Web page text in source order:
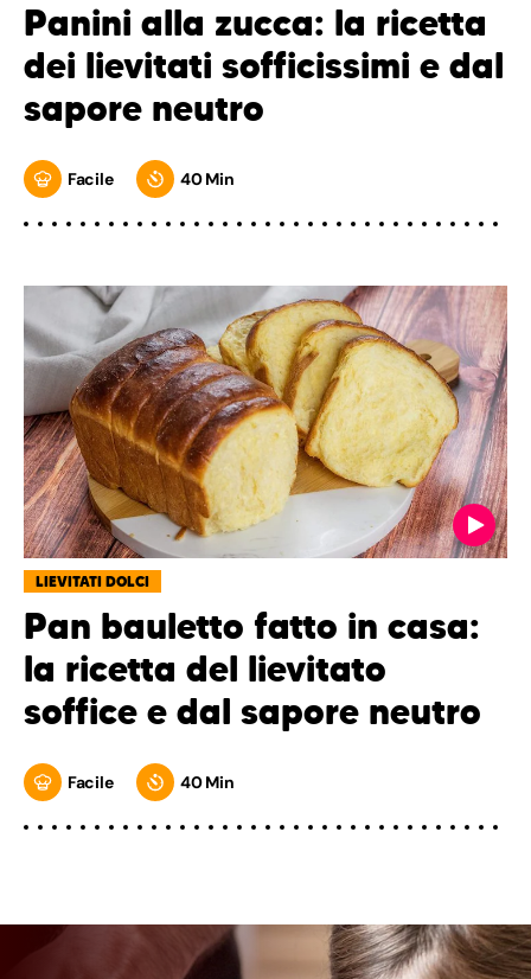
Panini alla zucca: la ricetta
dei lievitati sofficissimi e dal
sapore neutro
Facile 40 Min
LIEVITATI DOLCI
Pan bauletto fatto in casa:
la ricetta del lievitato
soffice e dal sapore neutro
Facile 40 Min